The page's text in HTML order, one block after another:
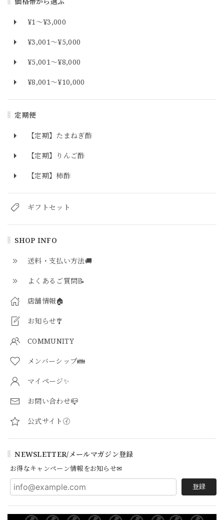
¥1〜¥3,000
¥3,001〜¥5,000
¥5,001〜¥8,000
¥8,001〜¥10,000
定期便
【定期】たまねぎ酢
【定期】りんご酢
【定期】柿酢
ギフトセット
SHOP INFO
送料・支払い方法🚚
よくあるご質問📝
店舗情報🏠
お知らせ🎐
COMMUNITY
メンバーシップ👪
マイページ✨
お問い合わせ📪
公式サイト㋑
NEWSLETTER/メールマガジン登録
お得なキャンペーン情報をお知らせ✉
登録